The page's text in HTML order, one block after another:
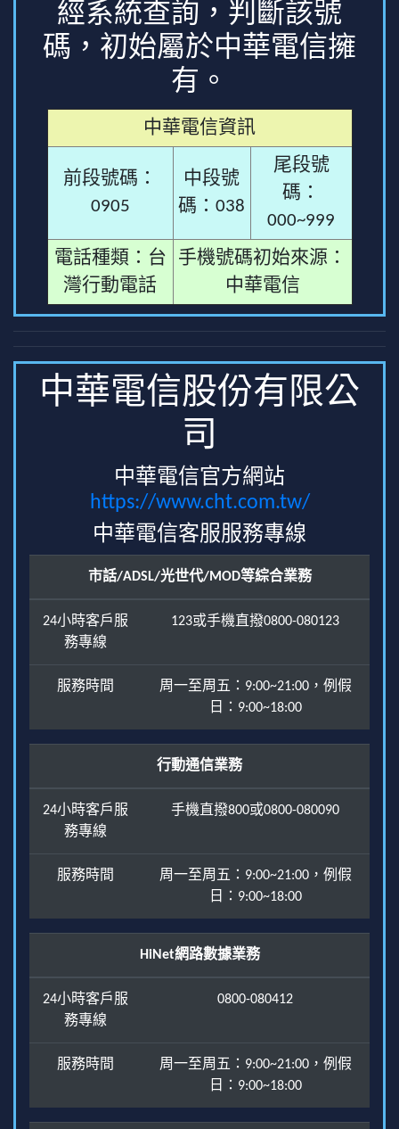
經系統查詢，判斷該號
碼，初始屬於中華電信擁
有。
中華電信資訊
前段號碼：
0905
中段號
碼：038
尾段號
碼：
000~999
電話種類：台
灣行動電話
手機號碼初始來源：
中華電信
中華電信股份有限公
司
中華電信官方網站
https://www.cht.com.tw/
中華電信客服服務專線
市話/ADSL/光世代/MOD等綜合業務
24小時客戶服
務專線
123或手機直撥0800-080123
服務時間
周一至周五：9:00~21:00，例假
日：9:00~18:00
行動通信業務
24小時客戶服
務專線
手機直撥800或0800-080090
服務時間
周一至周五：9:00~21:00，例假
日：9:00~18:00
HiNet網路數據業務
24小時客戶服
務專線
0800-080412
服務時間
周一至周五：9:00~21:00，例假
日：9:00~18:00